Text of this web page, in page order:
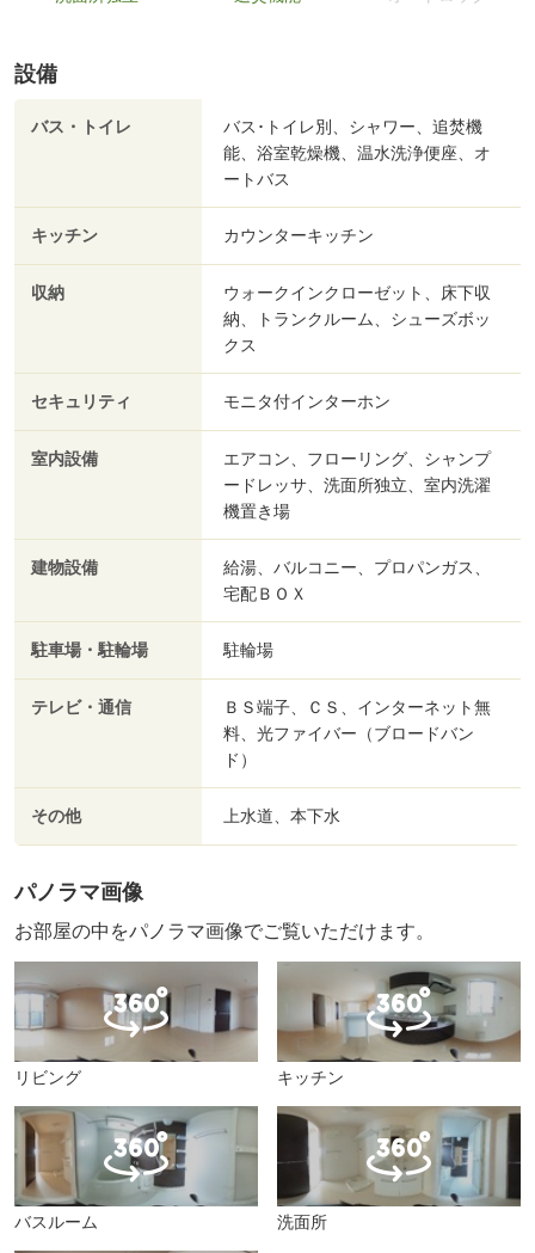
設備
バス・トイレ
バス･トイレ別、シャワー、追焚機
能、浴室乾燥機、温水洗浄便座、オ
ートバス
キッチン カウンターキッチン
収納
ウォークインクローゼット、床下収
納、トランクルーム、シューズボッ
クス
セキュリティ モニタ付インターホン
室内設備
エアコン、フローリング、シャンプ
ードレッサ、洗面所独立、室内洗濯
機置き場
建物設備
給湯、バルコニー、プロパンガス、
宅配ＢＯＸ
駐車場・駐輪場 駐輪場
テレビ・通信
ＢＳ端子、ＣＳ、インターネット無
料、光ファイバー（ブロードバン
ド）
その他 上水道、本下水
パノラマ画像
お部屋の中をパノラマ画像でご覧いただけます。
リビング キッチン
バスルーム 洗面所